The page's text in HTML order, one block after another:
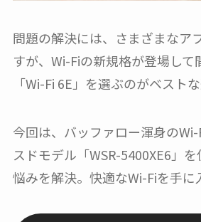
問題の解決には、さまざまなア
すが、Wi-Fiの新規格が登場して
「Wi-Fi 6E」を選ぶのがベストな
今回は、バッファロー渾身の
スドモデル「WSR-5400XE6」
悩みを解決。快適なWi-Fiを手に